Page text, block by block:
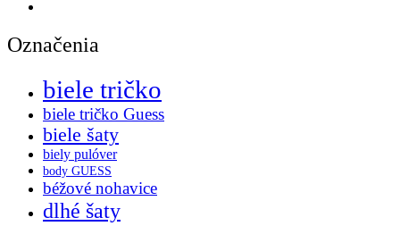
Označenia
biele tričko
biele tričko Guess
biele šaty
biely pulóver
body GUESS
béžové nohavice
dlhé šaty